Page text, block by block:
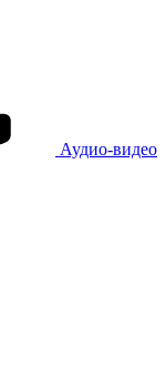
Аудио-видео